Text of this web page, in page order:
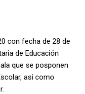
con fecha de 28 de
de Educación
que se posponen
así como